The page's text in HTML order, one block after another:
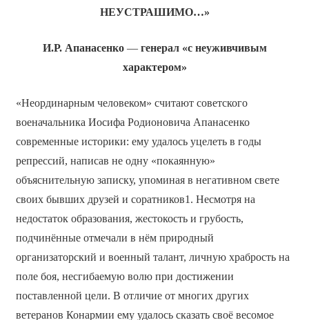
НЕУСТРАШИМО…»
И.Р. Апанасенко —генерал «с неуживчивым
характером»
«Неординарным человеком» считают советского
военачальника Иосифа Родионовича Апанасенко
современные историки: ему удалось уцелеть в годы
репрессий, написав не одну «покаянную»
объяснительную записку, упоминая в негативном свете
своих бывших друзей и соратников1. Несмотря на
недостаток образования, жестокость и грубость,
подчинённые отмечали в нём природный
организаторский и военный талант, личную храбрость на
поле боя, несгибаемую волю при достижении
поставленной цели. В отличие от многих других
ветеранов Конармии ему удалось сказать своё весомое